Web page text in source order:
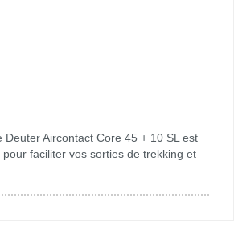
Deuter Aircontact Core 45 + 10 SL est
faciliter vos sorties de trekking et